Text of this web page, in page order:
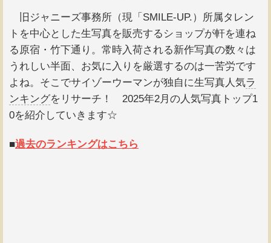
旧ジャニーズ事務所（現「SMILE-UP.）所属タレン
トを中心とした生写真を販売するショップが軒を連ね
る原宿・竹下通り。常時入荷される新作写真の数々は
うれしい半面、お気に入りを厳選するのは一苦労です
よね。そこでサイゾーウーマンが独自に生写真人気ラ
ンキングをリサーチ！ 2025年2月の人気写真トップ1
0を紹介していきます☆
■過去のランキングはこちら